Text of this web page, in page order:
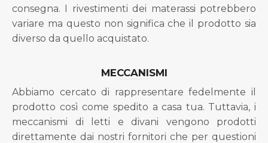
consegna. I rivestimenti dei materassi potrebbero
variare ma questo non significa che il prodotto sia
diverso da quello acquistato.
MECCANISMI
Abbiamo cercato di rappresentare fedelmente il
prodotto così come spedito a casa tua. Tuttavia, i
meccanismi di letti e divani vengono prodotti
direttamente dai nostri fornitori che per questioni